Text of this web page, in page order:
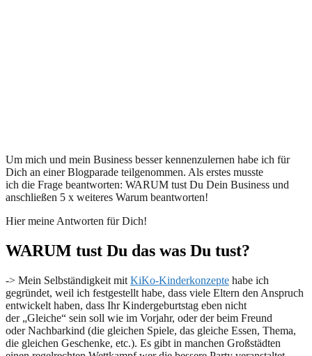
Um mich und mein Business besser kennenzulernen habe ich für
Dich an einer Blogparade teilgenommen. Als erstes musste
ich die Frage beantworten: WARUM tust Du Dein Business und
anschließen 5 x weiteres Warum beantworten!
Hier meine Antworten für Dich!
WARUM tust Du das was Du tust?
-> Mein Selbständigkeit mit KiKo-Kinderkonzepte habe ich
gegründet, weil ich festgestellt habe, dass viele Eltern den Anspruch
entwickelt haben, dass Ihr Kindergeburtstag eben nicht
der „Gleiche“ sein soll wie im Vorjahr, oder der beim Freund
oder Nachbarkind (die gleichen Spiele, das gleiche Essen, Thema,
die gleichen Geschenke, etc.). Es gibt in manchen Großstädten